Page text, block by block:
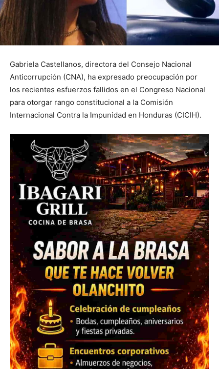
Gabriela Castellanos, directora del Consejo Nacional
Anticorrupción (CNA), ha expresado preocupación por
los recientes esfuerzos fallidos en el Congreso Nacional
para otorgar rango constitucional a la Comisión
Internacional Contra la Impunidad en Honduras (CICIH).